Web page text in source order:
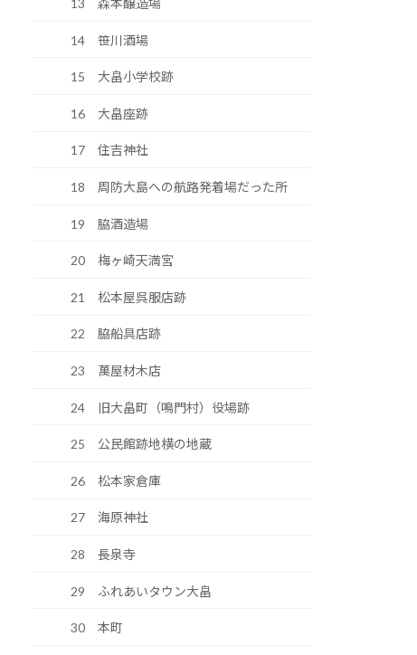
13 森本醸造場
14 笹川酒場
15 大畠小学校跡
16 大畠座跡
17 住吉神社
18 周防大島への航路発着場だった所
19 脇酒造場
20 梅ヶ崎天満宮
21 松本屋呉服店跡
22 脇船具店跡
23 萬屋材木店
24 旧大畠町（鳴門村）役場跡
25 公民館跡地横の地蔵
26 松本家倉庫
27 海原神社
28 長泉寺
29 ふれあいタウン大畠
30 本町